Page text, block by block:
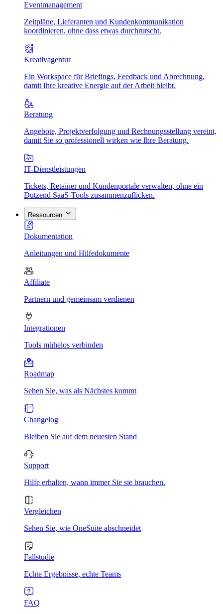
Eventmanagement
Zeitpläne, Lieferanten und Kundenkommunikation
koordinieren, ohne dass etwas durchrutscht.
Kreativagentur
Ein Workspace für Briefings, Feedback und Abrechnung,
damit Ihre kreative Energie auf der Arbeit bleibt.
Beratung
Angebote, Projektverfolgung und Rechnungsstellung vereint,
damit Sie so professionell wirken wie Ihre Beratung.
IT-Dienstleistungen
Tickets, Retainer und Kundenportale verwalten, ohne ein
Dutzend SaaS-Tools zusammenzuflicken.
Ressourcen
Dokumentation
Anleitungen und Hilfedokumente
Affiliate
Partnern und gemeinsam verdienen
Integrationen
Tools mühelos verbinden
Roadmap
Sehen Sie, was als Nächstes kommt
Changelog
Bleiben Sie auf dem neuesten Stand
Support
Hilfe erhalten, wann immer Sie sie brauchen.
Vergleichen
Sehen Sie, wie OneSuite abschneidet
Fallstudie
Echte Ergebnisse, echte Teams
FAQ